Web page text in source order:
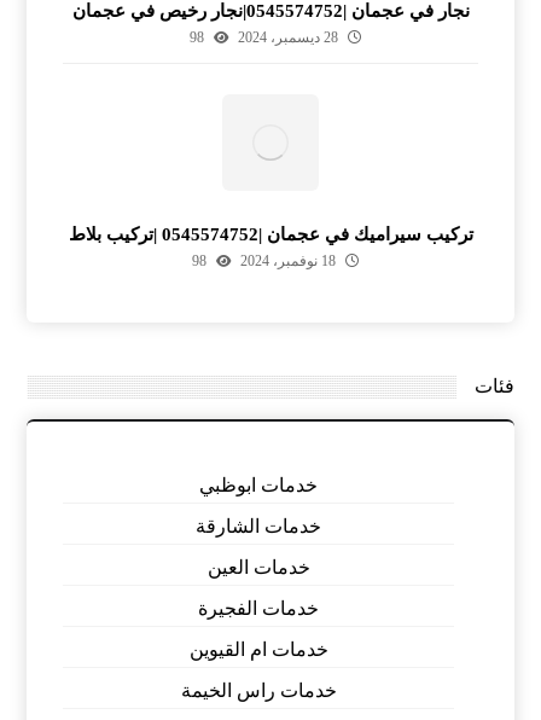
نجار في عجمان |0545574752|نجار رخيص في عجمان
28 ديسمبر، 2024 98
تركيب سيراميك في عجمان |0545574752 |تركيب بلاط
18 نوفمبر، 2024 98
فئات
خدمات ابوظبي
خدمات الشارقة
خدمات العين
خدمات الفجيرة
خدمات ام القيوين
خدمات راس الخيمة